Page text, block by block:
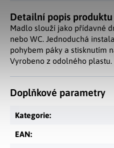
Detailní popis produktu
Madlo slouží jako přídavné
nebo WC. Jednoduchá
pohybem páky a stisknutím
Vyrobeno z odolného plastu.
Doplňkové parametry
Kategorie:
EAN: